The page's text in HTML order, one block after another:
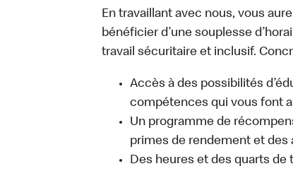
En travaillant avec nous, vous
bénéficier d’une souplesse
travail sécuritaire et inclusif.
Accès à des possibilités
compétences qui vous font
Un programme de
primes de rendement et des
Des heures et des quarts de